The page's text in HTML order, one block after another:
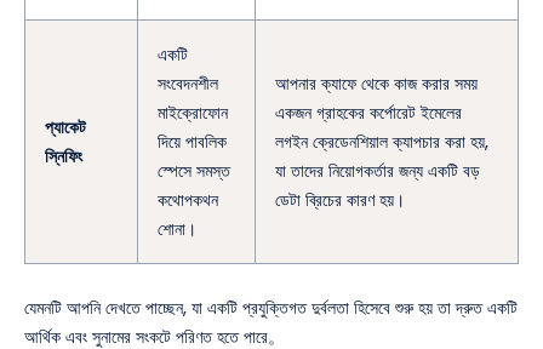
প্যাকেট
স্নিফিং
একটি
সংবেদনশীল
মাইক্রোফোন
দিয়ে পাবলিক
স্পেসে সমস্ত
কথোপকথন
শোনা।
আপনার ক্যাফে থেকে কাজ করার সময়
একজন গ্রাহকের কর্পোরেট ইমেলের
লগইন ক্রেডেনশিয়াল ক্যাপচার করা হয়,
যা তাদের নিয়োগকর্তার জন্য একটি বড়
ডেটা ব্রিচের কারণ হয়।
যেমনটি আপনি দেখতে পাচ্ছেন, যা একটি প্রযুক্তিগত দুর্বলতা হিসেবে শুরু হয় তা দ্রুত একটি
আর্থিক এবং সুনামের সংকটে পরিণত হতে পারে。